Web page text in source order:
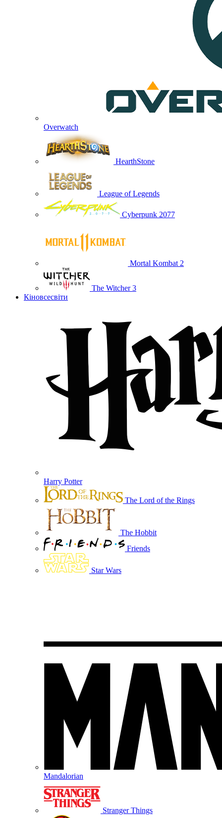
Overwatch
HearthStone
League of Legends
Cyberpunk 2077
Mortal Kombat 2
The Witcher 3
Кіновсесвіти
Harry Potter
The Lord of the Rings
The Hobbit
Friends
Star Wars
Mandalorian
Stranger Things